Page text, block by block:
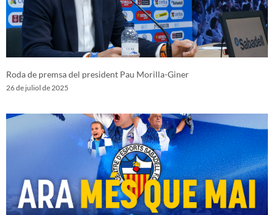
Roda de premsa del president Pau Morilla-Giner
26 de juliol de 2025